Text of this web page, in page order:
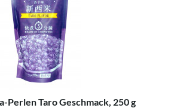
Perlen Taro Geschmack, 250 g